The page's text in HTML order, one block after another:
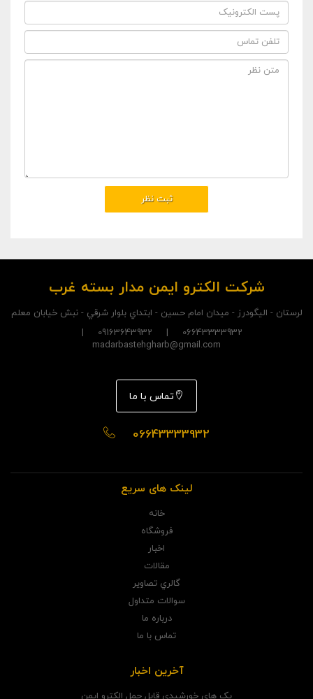
شرکت الکترو ايمن مدار بسته غرب
لرستان - اليگودرز - ميدان امام حسين - ابتداي بلوار شرقي - نبش خيابان معلم
madarbastehgharb@gmail.com
تماس با ما
06643333932
لینک های سریع
خانه
فروشگاه
اخبار
مقالات
گالري تصاوير
سوالات متداول
درباره ما
تماس با ما
آخرین اخبار